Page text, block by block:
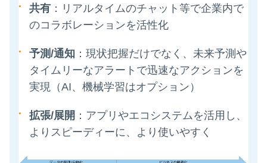
共有 ：リアルタイムのチャット等で企業内で
のコラボレーションを活性化
予測/通知 ：現状把握だけでなく、未来予測や
タイムリーなアラートで迅速なアクションを
実現（AI、機械学習はオプション）
拡張/展開 ：アプリやエコシステムを活用し、
よりスピーディーに、より使いやすく